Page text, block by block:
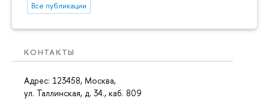
Все публикации
КОНТАКТЫ
Адрес: 123458, Москва,
ул. Таллинская, д. 34., каб. 809